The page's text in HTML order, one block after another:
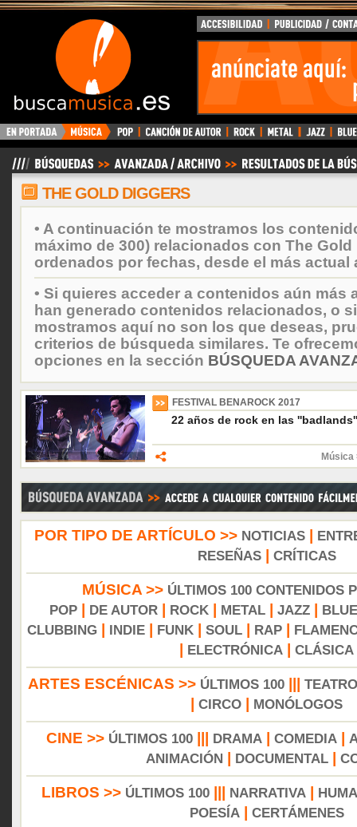
BuscaMusica.es
THE GOLD DIGGERS
• A continuación te mostramos los
máximo de 300) relacionados con The Gold
ordenados por fechas, desde el más actual
• Si quieres acceder a contenidos aún más
han generado contenidos relacionados, o
mostramos aquí no son los que deseas,
criterios de búsqueda similares. Te
opciones en la sección BÚSQUEDA
FESTIVAL BENAROCK 2017
22 años de rock en las ''badlands''
Música
POR TIPO DE ARTÍCULO >> NOTICIAS|
RESEÑAS| CRÍTICAS
MÚSICA >> ÚLTIMOS 100 CONTENIDOS
POP
DE AUTOR ROCK METAL JAZZ
CLUBBING
INDIE FUNK SOUL RAP
ELECTRÓNICA CLÁSICA
ARTES ESCÉNICAS >> ÚLTIMOS 100||| TEATRO
CIRCO MONÓLOGOS
CINE >> ÚLTIMOS 100 DRAMA COMEDIA
ANIMACIÓN
DOCUMENTAL|
LIBROS >> ÚLTIMOS 100 NARRATIVA
POESÍA| CERTÁMENES